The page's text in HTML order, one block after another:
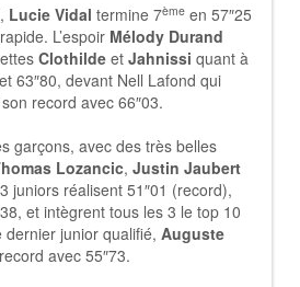
Lucie Vidal termine 7ème en 57″25
L’espoir Mélody Durand
Clothilde et Jahnissi quant à
63″80, devant Nell Lafond qui
record avec 66″03.
garçons, avec des très belles
Lozancic, Justin Jaubert
juniors réalisent 51″01 (record),
et intègrent tous les 3 le top 10
junior qualifié, Auguste
avec 55″73.